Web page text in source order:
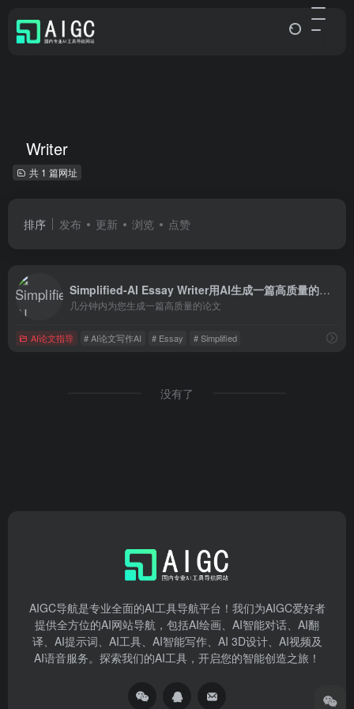
Writer
共 1 篇网址
排序 发布 更新 浏览 点赞
Simplified-AI Essay Writer用AI生成一篇高质量的论文
几分钟内为您生成一篇高质量的论文
AI论文指导 # AI论文写作AI # Essay # Simplified
没有了
AIGC导航是专业全面的AI工具导航平台！我们为AIGC爱好者
提供全方位的AI网站导航，包括AI绘画、AI智能对话、AI翻
译、AI提示词、AI工具、AI智能写作、AI 3D设计、AI视频及
AI语音服务。探索我们的AI工具，开启您的智能创造之旅！